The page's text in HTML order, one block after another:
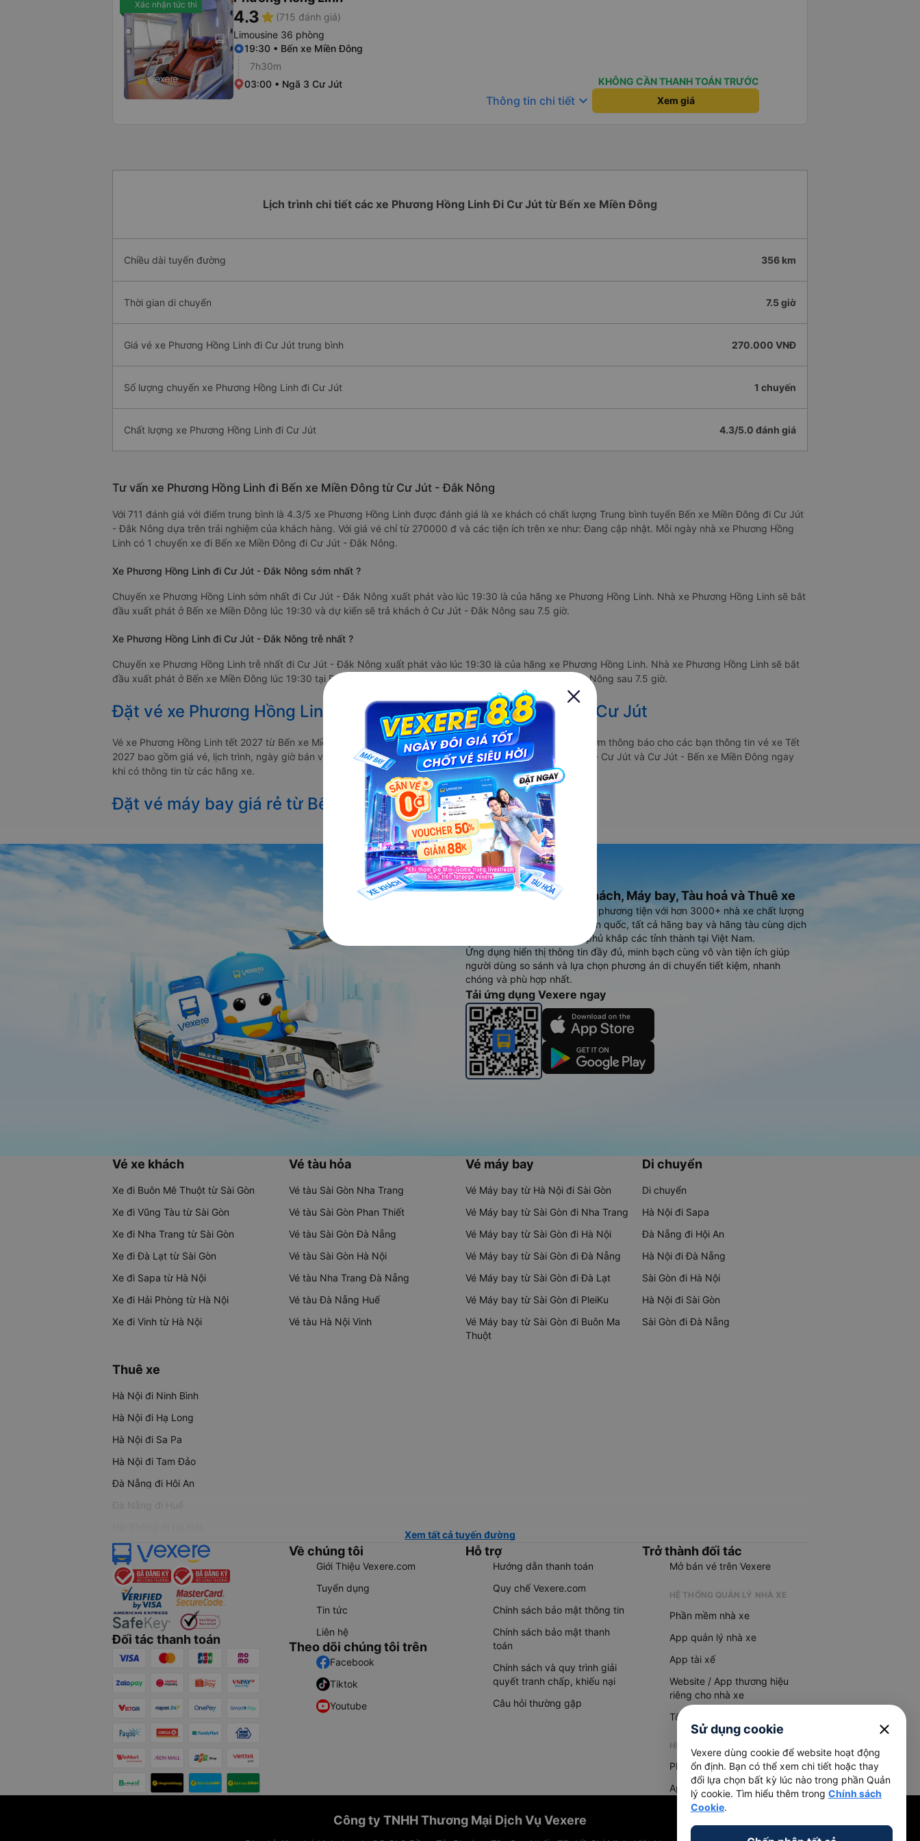
Xác nhận tức thì
4.3star (715 đánh giá)
Limousine 36 phòng
19:30 • Bến xe Miền Đông
7h30m
03:00 • Ngã 3 Cư Jút
KHÔNG CẦN THANH TOÁN TRƯỚC
Thông tin chi tiết keyboard_arrow_down Xem giá
Lịch trình chi tiết các xe Phương Hồng Linh Đi Cư Jút từ Bến xe Miền Đông
Chiều dài tuyến đường 356 km
Thời gian di chuyển 7.5 giờ
Giá vé xe Phương Hồng Linh đi Cư Jút trung bình 270.000 VNĐ
Số lượng chuyến xe Phương Hồng Linh đi Cư Jút 1 chuyến
Chất lượng xe Phương Hồng Linh đi Cư Jút 4.3/5.0 đánh giá
Tư vấn xe Phương Hồng Linh đi Bến xe Miền Đông từ Cư Jút - Đắk Nông
Với 711 đánh giá với điểm trung bình là 4.3/5 xe Phương Hồng Linh được đánh giá là xe khách có chất lượng Trung bình tuyến Bến xe Miền Đông đi Cư Jút
- Đắk Nông dựa trên trải nghiệm của khách hàng. Với giá vé chỉ từ 270000 đ và các tiện ích trên xe như: Đang cập nhật. Mỗi ngày nhà xe Phương Hồng
Linh có 1 chuyến xe đi Bến xe Miền Đông đi Cư Jút - Đắk Nông.
Xe Phương Hồng Linh đi Cư Jút - Đắk Nông sớm nhất ?
Chuyến xe Phương Hồng Linh sớm nhất đi Cư Jút - Đắk Nông xuất phát vào lúc 19:30 là của hãng xe Phương Hồng Linh. Nhà xe Phương Hồng Linh sẽ bắt
đầu xuất phát ở Bến xe Miền Đông lúc 19:30 và dự kiến sẽ trả khách ở Cư Jút - Đắk Nông sau 7.5 giờ.
Xe Phương Hồng Linh đi Cư Jút - Đắk Nông trễ nhất ?
Chuyến xe Phương Hồng Linh trễ nhất đi Cư Jút - Đắk Nông xuất phát vào lúc 19:30 là của hãng xe Phương Hồng Linh. Nhà xe Phương Hồng Linh sẽ bắt
đầu xuất phát ở Bến xe Miền Đông lúc 19:30 tại Bến xe Miền Đông và dự kiến sẽ trả khách ở Cư Jút - Đắk Nông sau 7.5 giờ.
Đặt vé xe Phương Hồng Linh Tết 2027 từ Bến xe Miền Đông đi Cư Jút
Vé xe Phương Hồng Linh tết 2027 từ Bến xe Miền Đông đi Cư Jút vẫn chưa được công bố. Vexere.com sẽ sớm thông báo cho các bạn thông tin vé xe Tết
2027 bao gồm giá vé, lịch trình, ngày giờ bán vé của các hãng xe khách đi tuyến đường Bến xe Miền Đông - Cư Jút và Cư Jút - Bến xe Miền Đông ngay
khi có thông tin từ các hãng xe.
Đặt vé máy bay giá rẻ từ Bến xe Miền Đông đi Cư Jút
Ứng dụng đặt vé Xe khách, Máy bay, Tàu hoả và Thuê xe
Vexere - ứng dụng đặt vé đa phương tiện với hơn 3000+ nhà xe chất lượng
cao, 5000+ tuyến đường toàn quốc, tất cả hãng bay và hãng tàu cùng dịch
vụ thuê xe máy, xe du lịch phủ khắp các tỉnh thành tại Việt Nam.
Ứng dụng hiển thị thông tin đầy đủ, minh bạch cùng vô vàn tiện ích giúp
người dùng so sánh và lựa chọn phương án di chuyển tiết kiệm, nhanh
chóng và phù hợp nhất.
Tải ứng dụng Vexere ngay
Vé xe khách
Xe đi Buôn Mê Thuột từ Sài Gòn
Xe đi Vũng Tàu từ Sài Gòn
Xe đi Nha Trang từ Sài Gòn
Xe đi Đà Lạt từ Sài Gòn
Xe đi Sapa từ Hà Nội
Xe đi Hải Phòng từ Hà Nội
Xe đi Vinh từ Hà Nội
Vé tàu hỏa
Vé tàu Sài Gòn Nha Trang
Vé tàu Sài Gòn Phan Thiết
Vé tàu Sài Gòn Đà Nẵng
Vé tàu Sài Gòn Hà Nội
Vé tàu Nha Trang Đà Nẵng
Vé tàu Đà Nẵng Huế
Vé tàu Hà Nội Vinh
Vé máy bay
Vé Máy bay từ Hà Nội đi Sài Gòn
Vé Máy bay từ Sài Gòn đi Nha Trang
Vé Máy bay từ Sài Gòn đi Hà Nội
Vé Máy bay từ Sài Gòn đi Đà Nẵng
Vé Máy bay từ Sài Gòn đi Đà Lạt
Vé Máy bay từ Sài Gòn đi PleiKu
Vé Máy bay từ Sài Gòn đi Buôn Ma
Thuột
Di chuyển
Di chuyển
Hà Nội đi Sapa
Đà Nẵng đi Hội An
Hà Nội đi Đà Nẵng
Sài Gòn đi Hà Nội
Hà Nội đi Sài Gòn
Sài Gòn đi Đà Nẵng
Thuê xe
Hà Nội đi Ninh Bình
Hà Nội đi Hạ Long
Hà Nội đi Sa Pa
Hà Nội đi Tam Đảo
Đà Nẵng đi Hội An
Đà Nẵng đi Huế
Xem tất cả tuyến đường
Đối tác thanh toán
Về chúng tôi
Giới Thiệu Vexere.com
Tuyển dụng
Tin tức
Liên hệ
Theo dõi chúng tôi trên
Facebook
Tiktok
Youtube
Hỗ trợ
Hướng dẫn thanh toán
Quy chế Vexere.com
Chính sách bảo mật thông tin
Chính sách bảo mật thanh
toán
Chính sách và quy trình giải
quyết tranh chấp, khiếu nại
Câu hỏi thường gặp
Trở thành đối tác
Mở bán vé trên Vexere
HỆ THỐNG QUẢN LÝ NHÀ XE
Phần mềm nhà xe
App quản lý nhà xe
App tài xế
Website / App thương hiệu
riêng cho nhà xe
Tổng đài AI
HỆ THỐNG QUẢN LÝ HÀNG HOÁ
Phần mềm quản lý hàng hoá
App quản lý hàng hoá
Công ty TNHH Thương Mại Dịch Vụ Vexere
Sử dụng cookie close
Vexere dùng cookie để website hoạt động
ổn định. Bạn có thể xem chi tiết hoặc thay
đổi lựa chọn bất kỳ lúc nào trong phần Quản
lý cookie. Tìm hiểu thêm trong Chính sách
Cookie.